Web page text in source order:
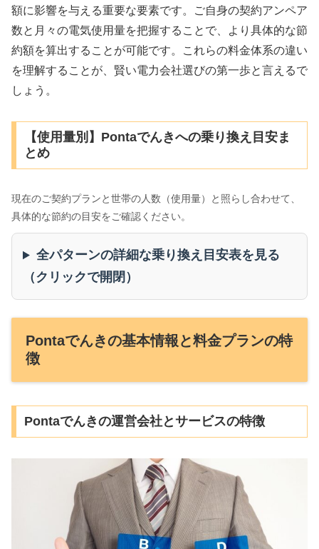
額に影響を与える重要な要素です。ご自身の契約アンペア
数と月々の電気使用量を把握することで、より具体的な節
約額を算出することが可能です。これらの料金体系の違い
を理解することが、賢い電力会社選びの第一歩と言えるで
しょう。
【使用量別】Pontaでんきへの乗り換え目安ま
とめ
現在のご契約プランと世帯の人数（使用量）と照らし合わせて、
具体的な節約の目安をご確認ください。
全パターンの詳細な乗り換え目安表を見る
（クリックで開閉）
Pontaでんきの基本情報と料金プランの特
徴
Pontaでんきの運営会社とサービスの特徴